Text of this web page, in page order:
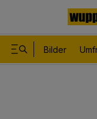
Bilder